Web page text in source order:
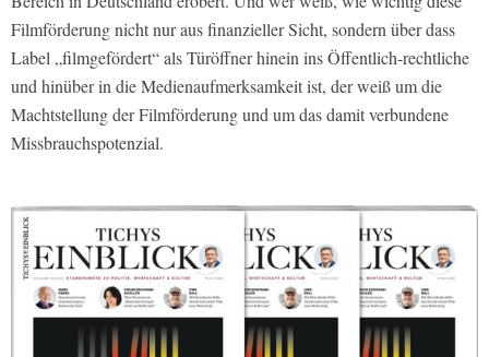
Filmförderung nicht nur aus finanzieller Sicht, sondern über dass
Label „filmgefördert“ als Türöffner hinein ins Öffentlich-rechtliche
und hinüber in die Medienaufmerksamkeit ist, der weiß um die
Machtstellung der Filmförderung und um das damit verbundene
Missbrauchspotenzial.